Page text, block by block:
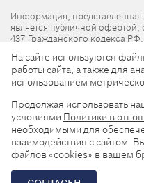
Информация,
является публичной
437 Гражданского кодекса РФ.
Нормативная документация
ADP в социальных
© 2026, ООО
На сайте используются
работы сайта, а также для
использованием
Продолжая использовать
условиями Политики в
необходимыми для
взаимодействия с сайтом.
файлов «cookies» в вашем